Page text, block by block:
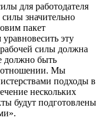
для работодателя
значительно
пакет
эту
силы должна
должно быть
отношении. Мы
подходы в
нескольких
будут подготовлены